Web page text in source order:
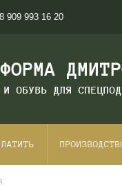
8 909 993 16 20
ФОРМА
И ОБУВЬ ДЛЯ